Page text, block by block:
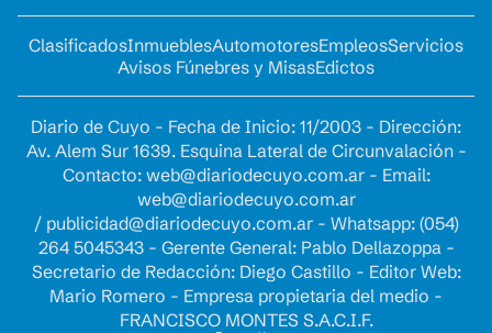
ClasificadosInmueblesAutomotoresEmpleosServicios
Avisos Fúnebres y MisasEdictos
Diario de Cuyo - Fecha de Inicio: 11/2003 - Dirección:
Av. Alem Sur 1639. Esquina Lateral de Circunvalación -
Contacto: web@diariodecuyo.com.ar- Email:
web@diariodecuyo.com.ar
/ publicidad@diariodecuyo.com.ar- Whatsapp: (054)
264 5045343 - Gerente General: Pablo Dellazoppa -
Secretario de Redacción: Diego Castillo - Editor Web:
Mario Romero - Empresa propietaria del medio -
FRANCISCO MONTES S.A.C.I.F.